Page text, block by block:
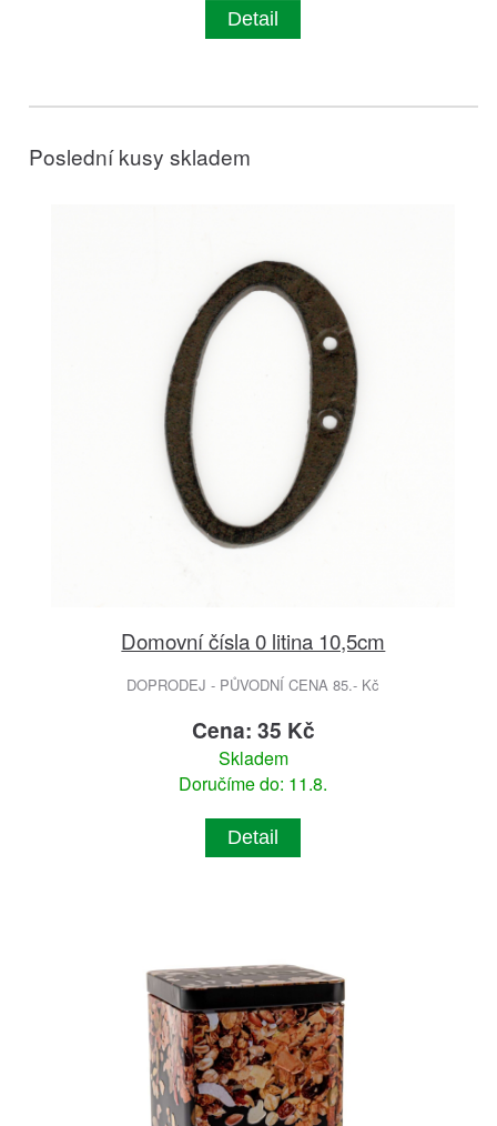
Detail
Poslední kusy skladem
Domovní čísla 0 litina 10,5cm
DOPRODEJ - PŮVODNÍ CENA 85.- Kč
Cena: 35 Kč
Skladem
Doručíme do: 11.8.
Detail